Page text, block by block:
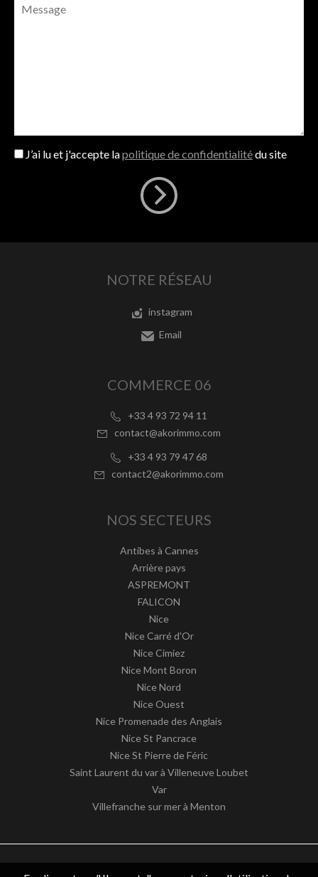
J’ai lu et j'accepte lapolitique de confidentialitédu site
NOTRE RÉSEAU
instagram
Email
COMMERCE 06
+33 4 93 72 94 11
contact@akorimmo.com
+33 4 93 79 47 68
contact2@akorimmo.com
NOS SECTEURS
Antibes à Cannes
Arrière pays
ASPREMONT
FALICON
Nice
Nice Carré d'Or
Nice Cimiez
Nice Mont Boron
Nice Nord
Nice Ouest
Nice Promenade des Anglais
Nice St Pancrace
Nice St Pierre de Féric
Saint Laurent du var à Villeneuve Loubet
Var
Villefranche sur mer à Menton